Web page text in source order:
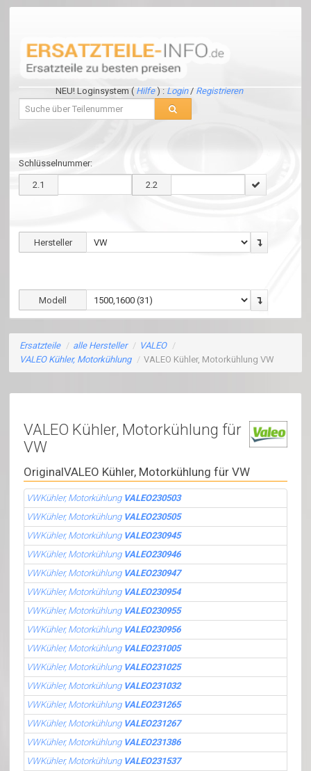
NEU! Loginsystem (Hilfe) :Login / Registrieren
Schlüsselnummer:
2.1 2.2
Hersteller
Modell
Ersatzteile / alle Hersteller / VALEO /
VALEO Kühler, Motorkühlung / VALEO Kühler, Motorkühlung VW
VALEO Kühler, Motorkühlung für
VW
OriginalVALEO Kühler, Motorkühlung für VW
VWKühler, Motorkühlung VALEO230503
VWKühler, Motorkühlung VALEO230505
VWKühler, Motorkühlung VALEO230945
VWKühler, Motorkühlung VALEO230946
VWKühler, Motorkühlung VALEO230947
VWKühler, Motorkühlung VALEO230954
VWKühler, Motorkühlung VALEO230955
VWKühler, Motorkühlung VALEO230956
VWKühler, Motorkühlung VALEO231005
VWKühler, Motorkühlung VALEO231025
VWKühler, Motorkühlung VALEO231032
VWKühler, Motorkühlung VALEO231265
VWKühler, Motorkühlung VALEO231267
VWKühler, Motorkühlung VALEO231386
VWKühler, Motorkühlung VALEO231537